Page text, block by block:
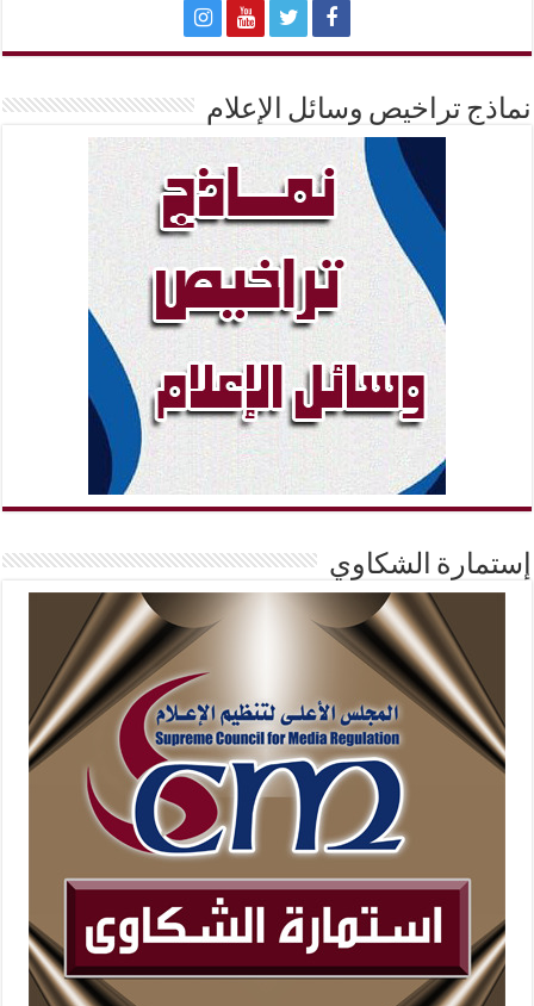
نماذج تراخيص وسائل الإعلام
إستمارة الشكاوي